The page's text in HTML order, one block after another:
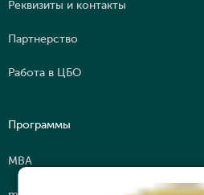
Реквизиты и контакты
Партнерство
Работа в ЦБО
Программы
МВА